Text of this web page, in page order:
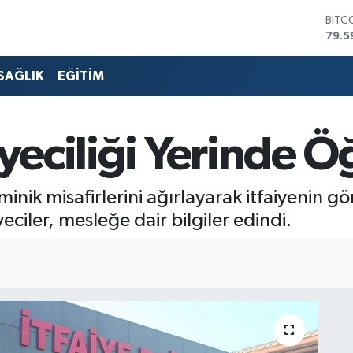
EĞİTİM
Yerinde
misafirlerini ağırlayarak itfaiyenin
mesleğe dair bilgiler edindi.